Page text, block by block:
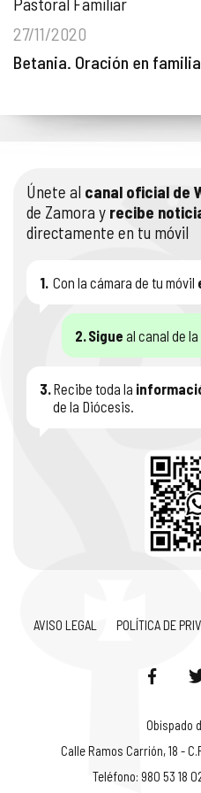
27/11/2020
Betania. Oración en
Únete al canal oficial de
de Zamora y recibe
directamente en tu móvil
1. Con la cámara de tu móvil
2.Sigue al canal de
3.Recibe toda la
de la Diócesis.
AVISO LEGAL POLÍTICA DE
Obispado
Calle Ramos Carrión, 18 -
Teléfono: 980 53 18